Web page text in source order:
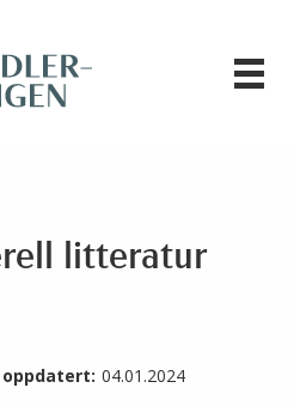
litteratur
oppdatert: 04.01.2024